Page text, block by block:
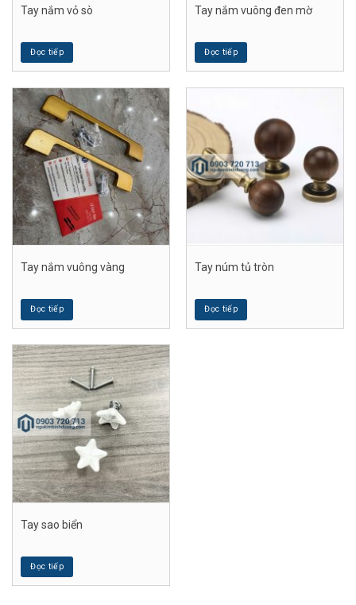
Tay nắm vỏ sò
Đọc tiếp
Tay nắm vuông đen mờ
Đọc tiếp
Tay nắm vuông vàng
Đọc tiếp
Tay núm tủ tròn
Đọc tiếp
Tay sao biển
Đọc tiếp